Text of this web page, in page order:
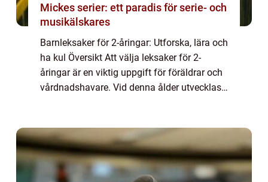
Mickes serier: ett paradis för serie- och
musikälskares
Barnleksaker för 2-åringar: Utforska, lära och
ha kul Översikt Att välja leksaker för 2-
åringar är en viktig uppgift för föräldrar och
vårdnadshavare. Vid denna ålder utvecklas